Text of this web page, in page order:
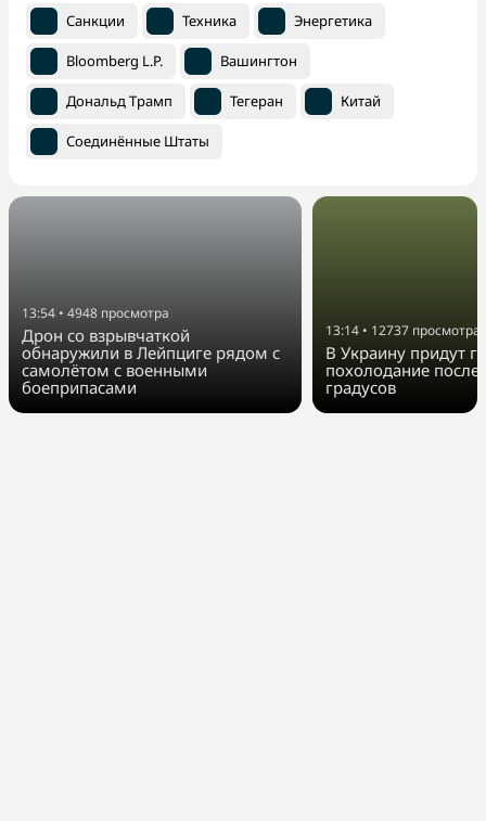
Санкции Техника Энергетика
Bloomberg L.P. Вашингтон
Дональд Трамп Тегеран Китай
Соединённые Штаты
13:54 • 4948 просмотра
Дрон со взрывчаткой
обнаружили в Лейпциге рядом с
самолётом с военными
боеприпасами
13:14 • 12737 просмотра
В Украину придут
похолодание
градусов